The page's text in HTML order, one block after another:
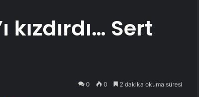
Sert
0 0 2 dakika okuma süresi